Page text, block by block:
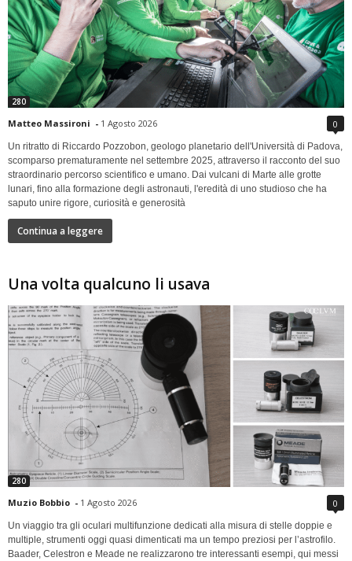
280
Matteo Massironi - 1 Agosto 2026 0
Un ritratto di Riccardo Pozzobon, geologo planetario dell'Università di Padova,
scomparso prematuramente nel settembre 2025, attraverso il racconto del suo
straordinario percorso scientifico e umano. Dai vulcani di Marte alle grotte
lunari, fino alla formazione degli astronauti, l'eredità di uno studioso che ha
saputo unire rigore, curiosità e generosità
Continua a leggere
Una volta qualcuno li usava
280
Muzio Bobbio - 1 Agosto 2026 0
Un viaggio tra gli oculari multifunzione dedicati alla misura di stelle doppie e
multiple, strumenti oggi quasi dimenticati ma un tempo preziosi per l’astrofilo.
Baader, Celestron e Meade ne realizzarono tre interessanti esempi, qui messi